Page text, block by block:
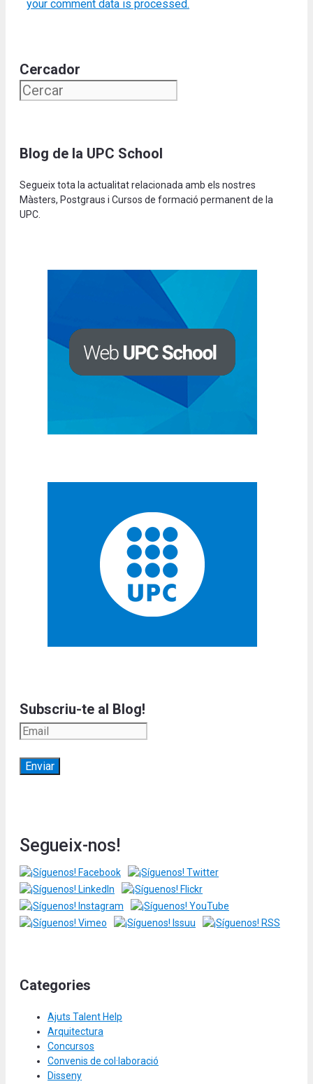
your comment data is processed.
Cercador
Blog de la UPC School
Segueix tota la actualitat relacionada amb els nostres
Màsters, Postgraus i Cursos de formació permanent de la
UPC.
Subscriu-te al Blog!
Segueix-nos!
Categories
Ajuts Talent Help
Arquitectura
Concursos
Convenis de col·laboració
Disseny